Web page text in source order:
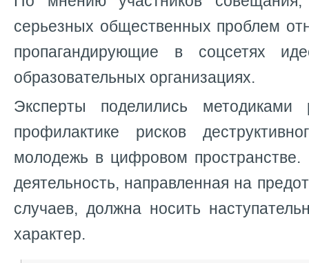
серьезных общественных проблем
пропагандирующие в соцсетях
образовательных организациях.
Эксперты поделились
профилактике рисков
молодежь в цифровом
деятельность, направленная на
случаев, должна носить
характер.